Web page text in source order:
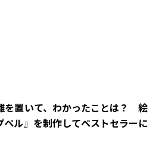
離を置いて、わかったことは？ 絵
ペル』を制作してベストセラーに